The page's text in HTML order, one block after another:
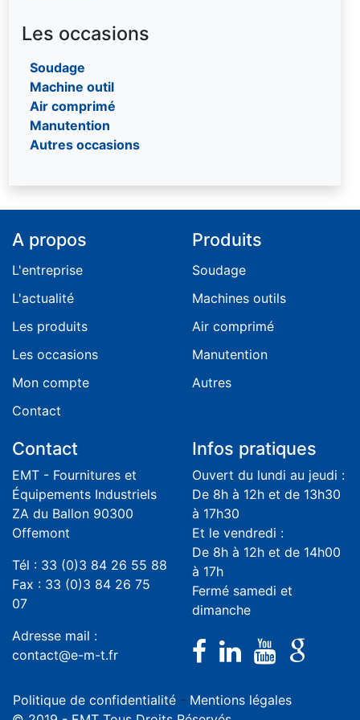
Les occasions
Soudage
Machine outil
Air comprimé
Manutention
Autres occasions
A propos
L'entreprise
L'actualité
Les produits
Les occasions
Mon compte
Contact
Produits
Soudage
Machines outils
Air comprimé
Manutention
Autres
Contact
EMT - Fournitures et
Équipements Industriels
ZA du Ballon 90300
Offemont
Tél : 33 (0)3 84 26 55 88
Fax : 33 (0)3 84 26 75
07
Adresse mail :
contact@e-m-t.fr
Infos pratiques
Ouvert du lundi au jeudi :
De 8h à 12h et de 13h30
à 17h30
Et le vendredi :
De 8h à 12h et de 14h00
à 17h
Fermé samedi et
dimanche
Politique de confidentialité - Mentions légales